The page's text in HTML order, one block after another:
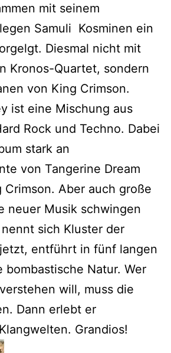
mit seinem
Samuli Kosminen ein
Diesmal nicht mit
Kronos-Quartet, sondern
von King Crimson.
ist eine Mischung aus
Rock und Techno. Dabei
stark an
von Tangerine Dream
Crimson. Aber auch große
neuer Musik schwingen
sich Kluster der
entführt in fünf langen
bombastische Natur. Wer
will, muss die
Dann erlebt er
Grandios!